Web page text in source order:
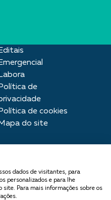
de
de cookies
do site
dados de visitantes, para
personalizados e para lhe
Para mais informações sobre os